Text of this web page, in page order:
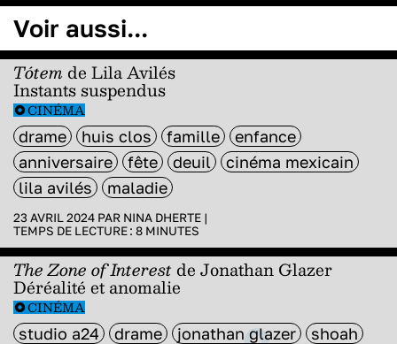
Voir aussi...
Tótem de Lila Avilés
Instants suspendus
CINÉMA
drame huis clos famille
enfance
anniversaire
fête deuil
cinéma mexicain
lila avilés
maladie
23 AVRIL 2024 PAR NINA DHERTE |
TEMPS DE LECTURE : 8 MINUTES
The Zone of Interest de Jonathan Glazer
Déréalité et anomalie
CINÉMA
studio a24 drame jonathan glazer
shoah